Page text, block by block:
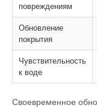
повреждениям
Обновление
покрытия
Чувствительность
к воде
Своевременное